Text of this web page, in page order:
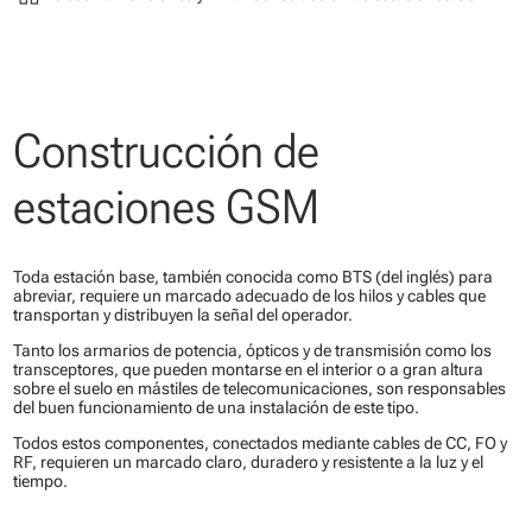
Construcción de
estaciones GSM
Toda estación base, también conocida como BTS (del inglés) para
abreviar, requiere un marcado adecuado de los hilos y cables que
transportan y distribuyen la señal del operador.
Tanto los armarios de potencia, ópticos y de transmisión como los
transceptores, que pueden montarse en el interior o a gran altura
sobre el suelo en mástiles de telecomunicaciones, son responsables
del buen funcionamiento de una instalación de este tipo.
Todos estos componentes, conectados mediante cables de CC, FO y
RF, requieren un marcado claro, duradero y resistente a la luz y el
tiempo.